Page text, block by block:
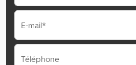
E-mail*
Téléphone